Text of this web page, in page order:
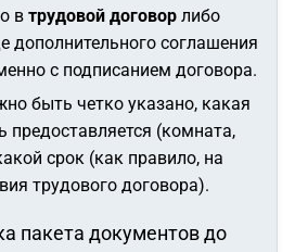
в трудовой договор либо
дополнительного соглашения
с подписанием договора.
быть четко указано, какая
(комната,
срок (как правило, на
трудового договора).
пакета документов до